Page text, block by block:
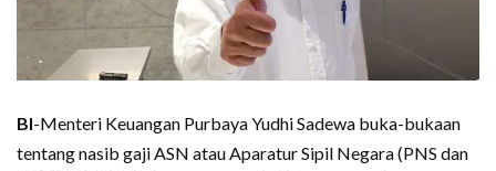
BI-Menteri Keuangan Purbaya Yudhi Sadewa buka-bukaan
tentang nasib gaji ASN atau Aparatur Sipil Negara (PNS dan